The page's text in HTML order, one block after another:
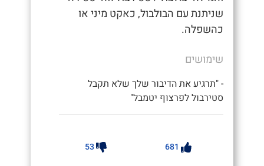
שניתנת עם הבולבול, כאקט מיני או
כהשפלה.
שימושים
- "תרגיע את הדיבור שלך שלא תקבל
סטירבול לפרצוף יטמבל"
681
53